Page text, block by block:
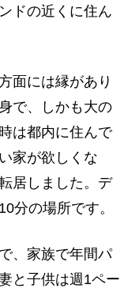
ドの近くに住ん
面には縁があり
で、しかも大の
は都内に住んで
家が欲しくな
居しました。デ
分の場所です。
、家族で年間パ
と子供は週1ペー